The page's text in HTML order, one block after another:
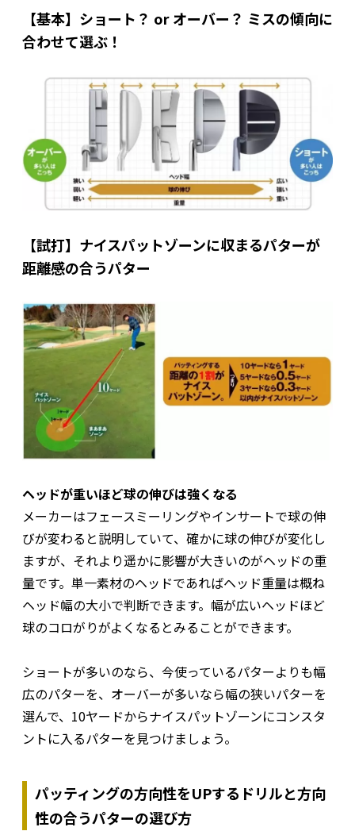
【基本】ショート？ or オーバー？ ミスの傾向に
合わせて選ぶ！
【試打】ナイスパットゾーンに収まるパターが
距離感の合うパター
ヘッドが重いほど球の伸びは強くなる
メーカーはフェースミーリングやインサートで球の伸
びが変わると説明していて、確かに球の伸びが変化し
ますが、それより遥かに影響が大きいのがヘッドの重
量です。単一素材のヘッドであればヘッド重量は概ね
ヘッド幅の大小で判断できます。幅が広いヘッドほど
球のコロがりがよくなるとみることができます。
ショートが多いのなら、今使っているパターよりも幅
広のパターを、オーバーが多いなら幅の狭いパターを
選んで、10ヤードからナイスパットゾーンにコンスタ
ントに入るパターを見つけましょう。
パッティングの方向性をUPするドリルと方向
性の合うパターの選び方